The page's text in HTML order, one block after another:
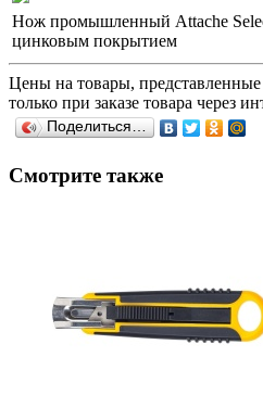
Нож промышленный Attache
цинковым покрытием
Цены на товары, представленные
только при заказе товара через
Поделиться…
Смотрите также